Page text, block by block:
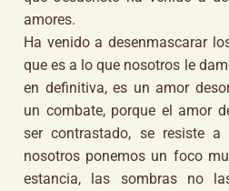
amores.
Ha venido a desenmascarar
que es a lo que nosotros le
en definitiva, es un amor
un combate, porque el amor
ser contrastado, se resiste a
nosotros ponemos un foco
estancia, las sombras no